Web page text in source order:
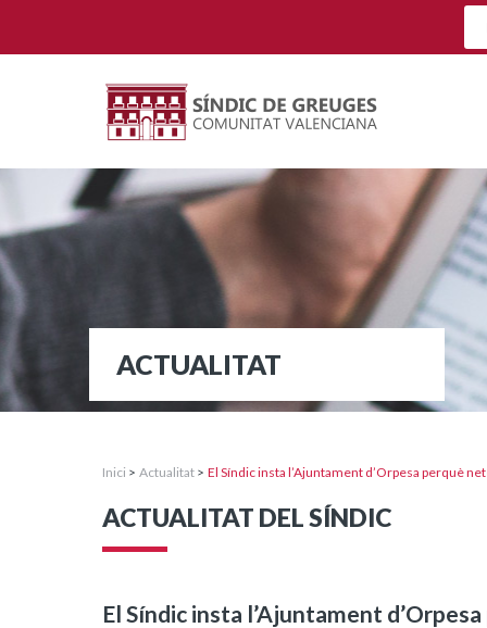
ACTUALITAT
Inici > Actualitat> El Síndic insta l’Ajuntament d’Orpesa perquè
ACTUALITAT DEL SÍNDIC
El Síndic insta l’Ajuntament